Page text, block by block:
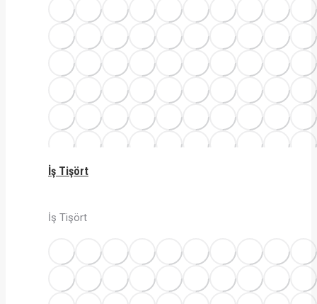
İş Tişört
İş Tişört